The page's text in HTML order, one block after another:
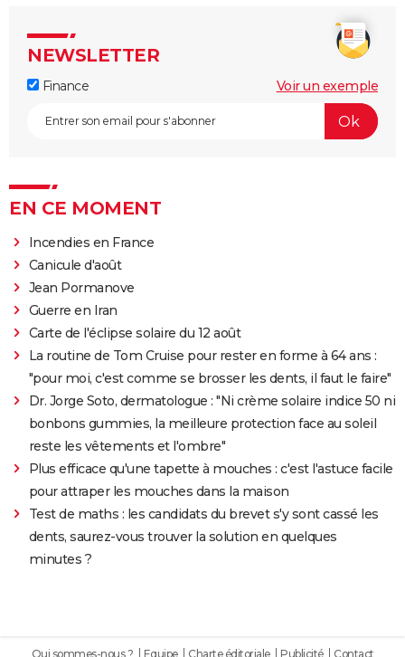
NEWSLETTER
Finance Voir un exemple
EN CE MOMENT
Incendies en France
Canicule d'août
Jean Pormanove
Guerre en Iran
Carte de l'éclipse solaire du 12 août
La routine de Tom Cruise pour rester en forme à 64 ans :
"pour moi, c'est comme se brosser les dents, il faut le faire"
Dr. Jorge Soto, dermatologue : "Ni crème solaire indice 50 ni
bonbons gummies, la meilleure protection face au soleil
reste les vêtements et l'ombre"
Plus efficace qu'une tapette à mouches : c'est l'astuce facile
pour attraper les mouches dans la maison
Test de maths : les candidats du brevet s'y sont cassé les
dents, saurez-vous trouver la solution en quelques
minutes ?
Qui sommes-nous ? Equipe Charte éditoriale Publicité Contact